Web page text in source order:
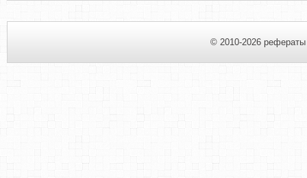
© 2010-2026 рефераты